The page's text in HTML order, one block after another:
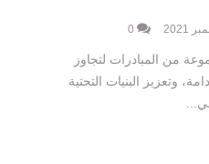
0
مجموعة من المبادرات لتجاوز
وتعزيز البنيات التحتية